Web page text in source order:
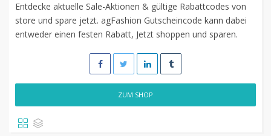
Entdecke aktuelle Sale-Aktionen & gültige Rabattcodes von
store und spare jetzt. agFashion Gutscheincode kann dabei
entweder einen festen Rabatt, Jetzt shoppen und sparen.
ZUM SHOP